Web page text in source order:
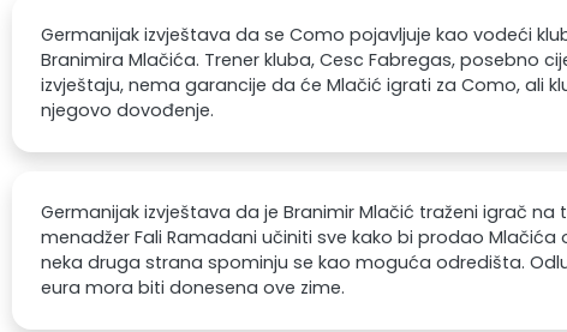
Germanijak izvještava da se Como pojavljuje kao vodeći
Branimira Mlačića. Trener kluba, Cesc Fabregas, posebno
izvještaju, nema garancije da će Mlačić igrati za Como, ali
njegovo dovođenje.
Germanijak izvještava da je Branimir Mlačić traženi igrač na
menadžer Fali Ramadani učiniti sve kako bi prodao Mlačića
neka druga strana spominju se kao moguća odredišta.
eura mora biti donesena ove zime.